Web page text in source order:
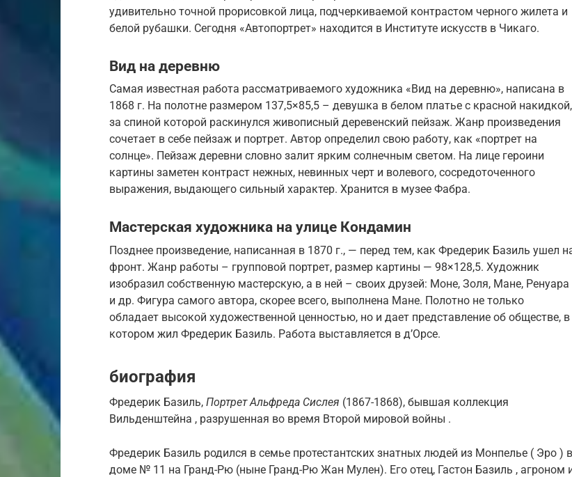
удивительно точной прорисовкой лица, подчеркиваемой контрастом черного жилета и
белой рубашки. Сегодня «Автопортрет» находится в Институте искусств в Чикаго.
Вид на деревню
Самая известная работа рассматриваемого художника «Вид на деревню», написана в
1868 г. На полотне размером 137,5×85,5 – девушка в белом платье с красной накидкой,
за спиной которой раскинулся живописный деревенский пейзаж. Жанр произведения
сочетает в себе пейзаж и портрет. Автор определил свою работу, как «портрет на
солнце». Пейзаж деревни словно залит ярким солнечным светом. На лице героини
картины заметен контраст нежных, невинных черт и волевого, сосредоточенного
выражения, выдающего сильный характер. Хранится в музее Фабра.
Мастерская художника на улице Кондамин
Позднее произведение, написанная в 1870 г., — перед тем, как Фредерик Базиль ушел
фронт. Жанр работы – групповой портрет, размер картины — 98×128,5. Художник
изобразил собственную мастерскую, а в ней – своих друзей: Моне, Золя, Мане, Ренуара
и др. Фигура самого автора, скорее всего, выполнена Мане. Полотно не только
обладает высокой художественной ценностью, но и дает представление об обществе, в
котором жил Фредерик Базиль. Работа выставляется в д’Орсе.
биография
Фредерик Базиль, Портрет Альфреда Сислея (1867-1868), бывшая коллекция
Вильденштейна , разрушенная во время Второй мировой войны .
Фредерик Базиль родился в семье протестантских знатных людей из Монпелье ( Эро ) в
доме № 11 на Гранд-Рю (ныне Гранд-Рю Жан Мулен). Его отец, Гастон Базиль , агроном